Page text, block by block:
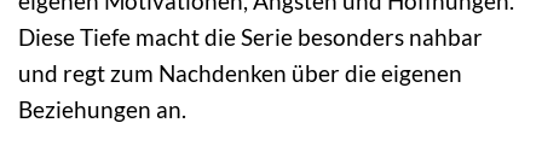
Diese Tiefe macht die Serie besonders nahbar
und regt zum Nachdenken über die eigenen
Beziehungen an.